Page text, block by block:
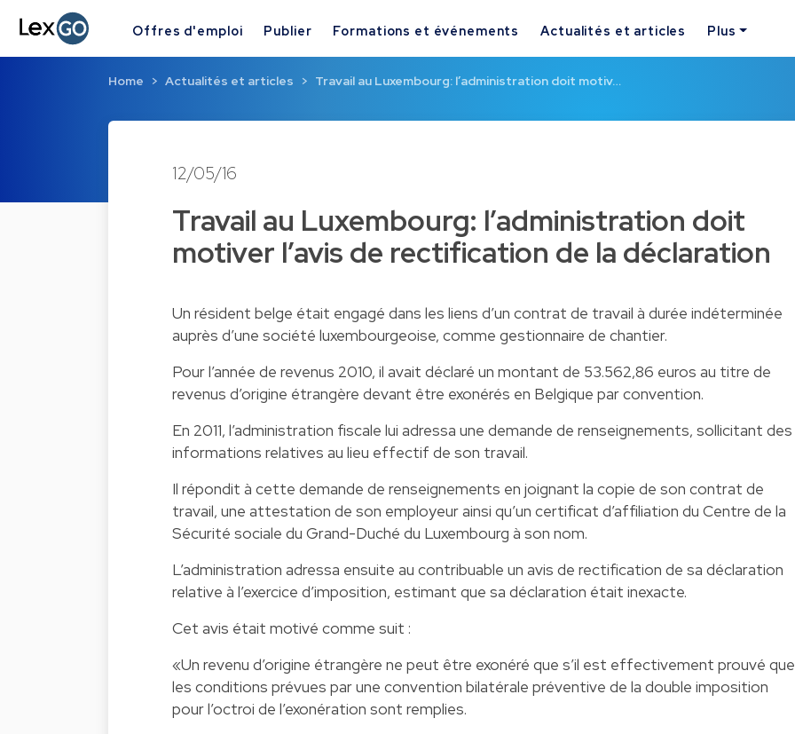
Offres d'emploi Publier Formations et événements Actualités et articles Plus
Home Actualités et articles Travail au Luxembourg: l’administration doit motiv…
12/05/16
Travail au Luxembourg: l’administration doit
motiver l’avis de rectification de la déclaration
Un résident belge était engagé dans les liens d’un contrat de travail à durée indéterminée
auprès d’une société luxembourgeoise, comme gestionnaire de chantier.
Pour l’année de revenus 2010, il avait déclaré un montant de 53.562,86 euros au titre de
revenus d’origine étrangère devant être exonérés en Belgique par convention.
En 2011, l’administration fiscale lui adressa une demande de renseignements, sollicitant des
informations relatives au lieu effectif de son travail.
Il répondit à cette demande de renseignements en joignant la copie de son contrat de
travail, une attestation de son employeur ainsi qu’un certificat d’affiliation du Centre de la
Sécurité sociale du Grand-Duché du Luxembourg à son nom.
L’administration adressa ensuite au contribuable un avis de rectification de sa déclaration
relative à l’exercice d’imposition, estimant que sa déclaration était inexacte.
Cet avis était motivé comme suit :
«Un revenu d’origine étrangère ne peut être exonéré que s’il est effectivement prouvé que
les conditions prévues par une convention bilatérale préventive de la double imposition
pour l’octroi de l’exonération sont remplies.